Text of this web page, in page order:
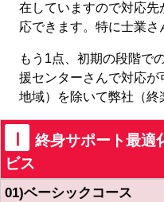
在していますので対応
応できます。特に士業
もう1点、初期の段階で
援センターさんで対応
地域）を除いて弊社（
Ⅰ
終身サポート最適
ビス
01)ベーシックコース